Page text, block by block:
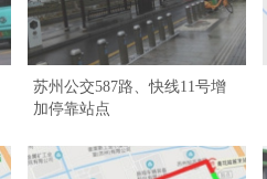
苏州公交587路、快线11号增
加停靠站点